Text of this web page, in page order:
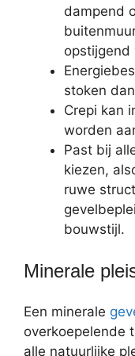
dampend
opstijgend
stoken
Crepi kan
worden
Past bij
kiezen,
ruwe
bouwstijl.
Minerale
Een minerale
overkoepelende
alle natuurlijke